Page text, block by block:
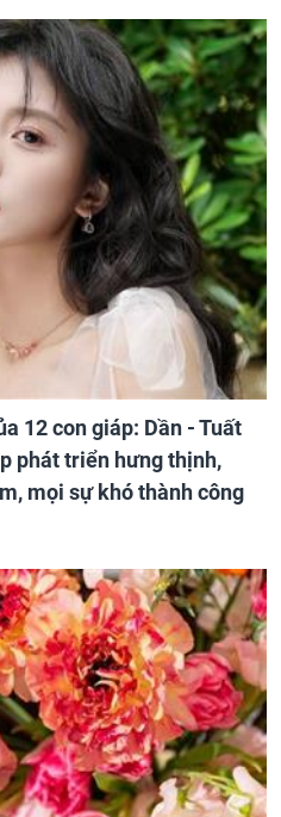
12 con giáp: Dần - Tuất
phát triển hưng thịnh,
mọi sự khó thành công